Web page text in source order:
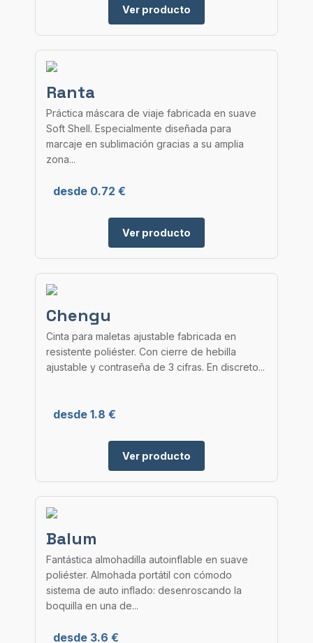
Ver producto
Ranta
Práctica máscara de viaje fabricada en suave
Soft Shell. Especialmente diseñada para
marcaje en sublimación gracias a su amplia
zona...
desde 0.72 €
Ver producto
Chengu
Cinta para maletas ajustable fabricada en
resistente poliéster. Con cierre de hebilla
ajustable y contraseña de 3 cifras. En discreto...
desde 1.8 €
Ver producto
Balum
Fantástica almohadilla autoinflable en suave
poliéster. Almohada portátil con cómodo
sistema de auto inflado: desenroscando la
boquilla en una de...
desde 3.6 €